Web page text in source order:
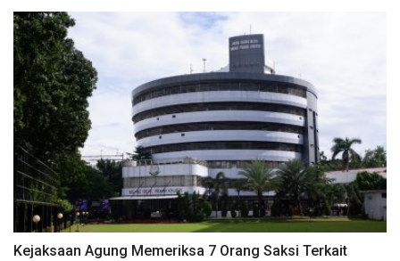
Kejaksaan Agung Memeriksa 7 Orang Saksi Terkait